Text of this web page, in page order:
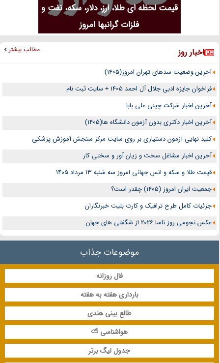
قیمت لحظه ای طلا، ارز، دلار، سکه، نفت و
فلزات گرانبها امروز
اخبار روز مطالب بیشتر
آخرین وضعیت سدهای تهران امروز(1405)
فراخوان جایزه ادبی جلال آل احمد 1405 + سایت ثبت نام
آخرین اخبار شرکت چینی علی بابا
آخرین اخبار دکتری بدون آزمون دانشگاه ها(1405)
کلید نهایی آزمون دستیاری بر روی سایت مرکز سنجش آموزش پزشکی
آخرین اخبار مشاغل سخت و زیان آور و سختی کار
قیمت طلا و سکه و انس جهانی امروز سه شنبه ۱۳ مرداد ۱۴۰۵
جمعیت ایران امروز (1405) چقدر است؟
جزئیات کامل طرح ترافیک و کارت بلیت خبرنگاران
عکس نجومی روز ناسا 2026 از شگفتی های جهان
موضوعات جذاب
فال روزانه
بارداری هفته به هفته
طالع بینی هندی
هواشناسی ⛅
جدول لیگ برتر